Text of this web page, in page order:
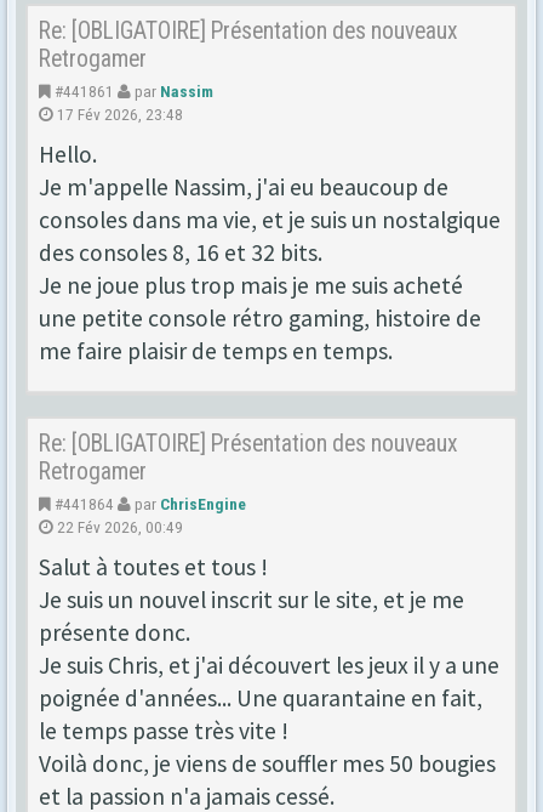
Re: [OBLIGATOIRE] Présentation des nouveaux
Retrogamer
#441861 par Nassim
17 Fév 2026, 23:48
Hello.
Je m'appelle Nassim, j'ai eu beaucoup de
consoles dans ma vie, et je suis un nostalgique
des consoles 8, 16 et 32 bits.
Je ne joue plus trop mais je me suis acheté
une petite console rétro gaming, histoire de
me faire plaisir de temps en temps.
Re: [OBLIGATOIRE] Présentation des nouveaux
Retrogamer
#441864 par ChrisEngine
22 Fév 2026, 00:49
Salut à toutes et tous !
Je suis un nouvel inscrit sur le site, et je me
présente donc.
Je suis Chris, et j'ai découvert les jeux il y a une
poignée d'années... Une quarantaine en fait,
le temps passe très vite !
Voilà donc, je viens de souffler mes 50 bougies
et la passion n'a jamais cessé.